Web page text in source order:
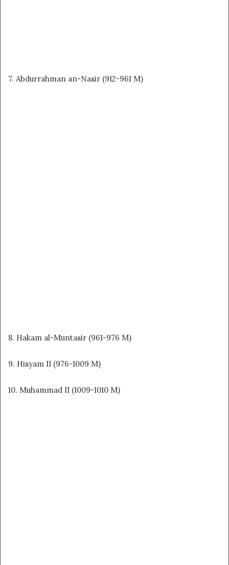
7. Abdurrahman an-Nasir (912-961 M)
8. Hakam al-Muntasir (961-976 M)
9. Hisyam II (976-1009 M)
10. Muhammad II (1009-1010 M)